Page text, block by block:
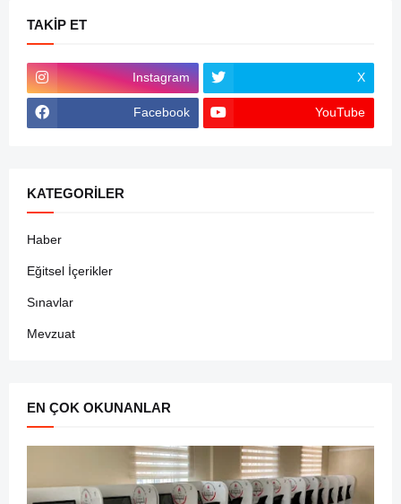
TAKIP ET
Instagram X
Facebook YouTube
KATEGORILER
Haber
Eğitsel İçerikler
Sınavlar
Mevzuat
EN ÇOK OKUNANLAR